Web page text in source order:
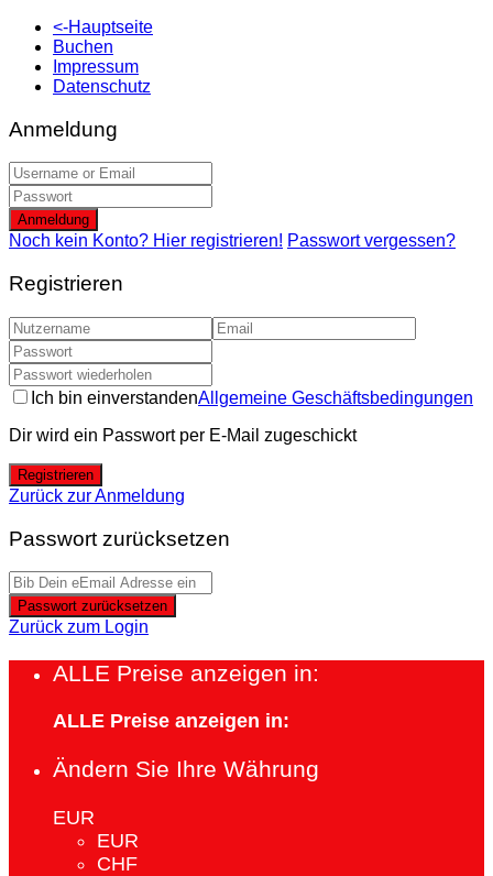
<-Hauptseite
Buchen
Impressum
Datenschutz
Anmeldung
Anmeldung
Noch kein Konto? Hier registrieren! Passwort vergessen?
Registrieren
Ich bin einverstandenAllgemeine Geschäftsbedingungen
Dir wird ein Passwort per E-Mail zugeschickt
Registrieren
Zurück zur Anmeldung
Passwort zurücksetzen
Passwort zurücksetzen
Zurück zum Login
ALLE Preise anzeigen in:
ALLE Preise anzeigen in:
Ändern Sie Ihre Währung
EUR
EUR
CHF